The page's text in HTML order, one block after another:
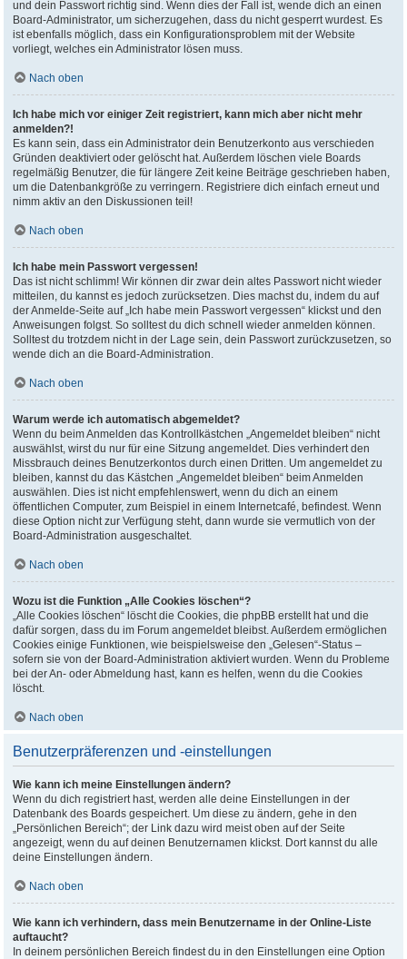
und dein Passwort richtig sind. Wenn dies der Fall ist, wende dich an einen
Board-Administrator, um sicherzugehen, dass du nicht gesperrt wurdest. Es
ist ebenfalls möglich, dass ein Konfigurationsproblem mit der Website
vorliegt, welches ein Administrator lösen muss.
Nach oben
Ich habe mich vor einiger Zeit registriert, kann mich aber nicht mehr
anmelden?!
Es kann sein, dass ein Administrator dein Benutzerkonto aus verschieden
Gründen deaktiviert oder gelöscht hat. Außerdem löschen viele Boards
regelmäßig Benutzer, die für längere Zeit keine Beiträge geschrieben haben,
um die Datenbankgröße zu verringern. Registriere dich einfach erneut und
nimm aktiv an den Diskussionen teil!
Nach oben
Ich habe mein Passwort vergessen!
Das ist nicht schlimm! Wir können dir zwar dein altes Passwort nicht wieder
mitteilen, du kannst es jedoch zurücksetzen. Dies machst du, indem du auf
der Anmelde-Seite auf „Ich habe mein Passwort vergessen“ klickst und den
Anweisungen folgst. So solltest du dich schnell wieder anmelden können.
Solltest du trotzdem nicht in der Lage sein, dein Passwort zurückzusetzen, so
wende dich an die Board-Administration.
Nach oben
Warum werde ich automatisch abgemeldet?
Wenn du beim Anmelden das Kontrollkästchen „Angemeldet bleiben“ nicht
auswählst, wirst du nur für eine Sitzung angemeldet. Dies verhindert den
Missbrauch deines Benutzerkontos durch einen Dritten. Um angemeldet zu
bleiben, kannst du das Kästchen „Angemeldet bleiben“ beim Anmelden
auswählen. Dies ist nicht empfehlenswert, wenn du dich an einem
öffentlichen Computer, zum Beispiel in einem Internetcafé, befindest. Wenn
diese Option nicht zur Verfügung steht, dann wurde sie vermutlich von der
Board-Administration ausgeschaltet.
Nach oben
Wozu ist die Funktion „Alle Cookies löschen“?
„Alle Cookies löschen“ löscht die Cookies, die phpBB erstellt hat und die
dafür sorgen, dass du im Forum angemeldet bleibst. Außerdem ermöglichen
Cookies einige Funktionen, wie beispielsweise den „Gelesen“-Status –
sofern sie von der Board-Administration aktiviert wurden. Wenn du Probleme
bei der An- oder Abmeldung hast, kann es helfen, wenn du die Cookies
löscht.
Nach oben
Benutzerpräferenzen und -einstellungen
Wie kann ich meine Einstellungen ändern?
Wenn du dich registriert hast, werden alle deine Einstellungen in der
Datenbank des Boards gespeichert. Um diese zu ändern, gehe in den
„Persönlichen Bereich“; der Link dazu wird meist oben auf der Seite
angezeigt, wenn du auf deinen Benutzernamen klickst. Dort kannst du alle
deine Einstellungen ändern.
Nach oben
Wie kann ich verhindern, dass mein Benutzername in der Online-Liste
auftaucht?
In deinem persönlichen Bereich findest du in den Einstellungen eine Option